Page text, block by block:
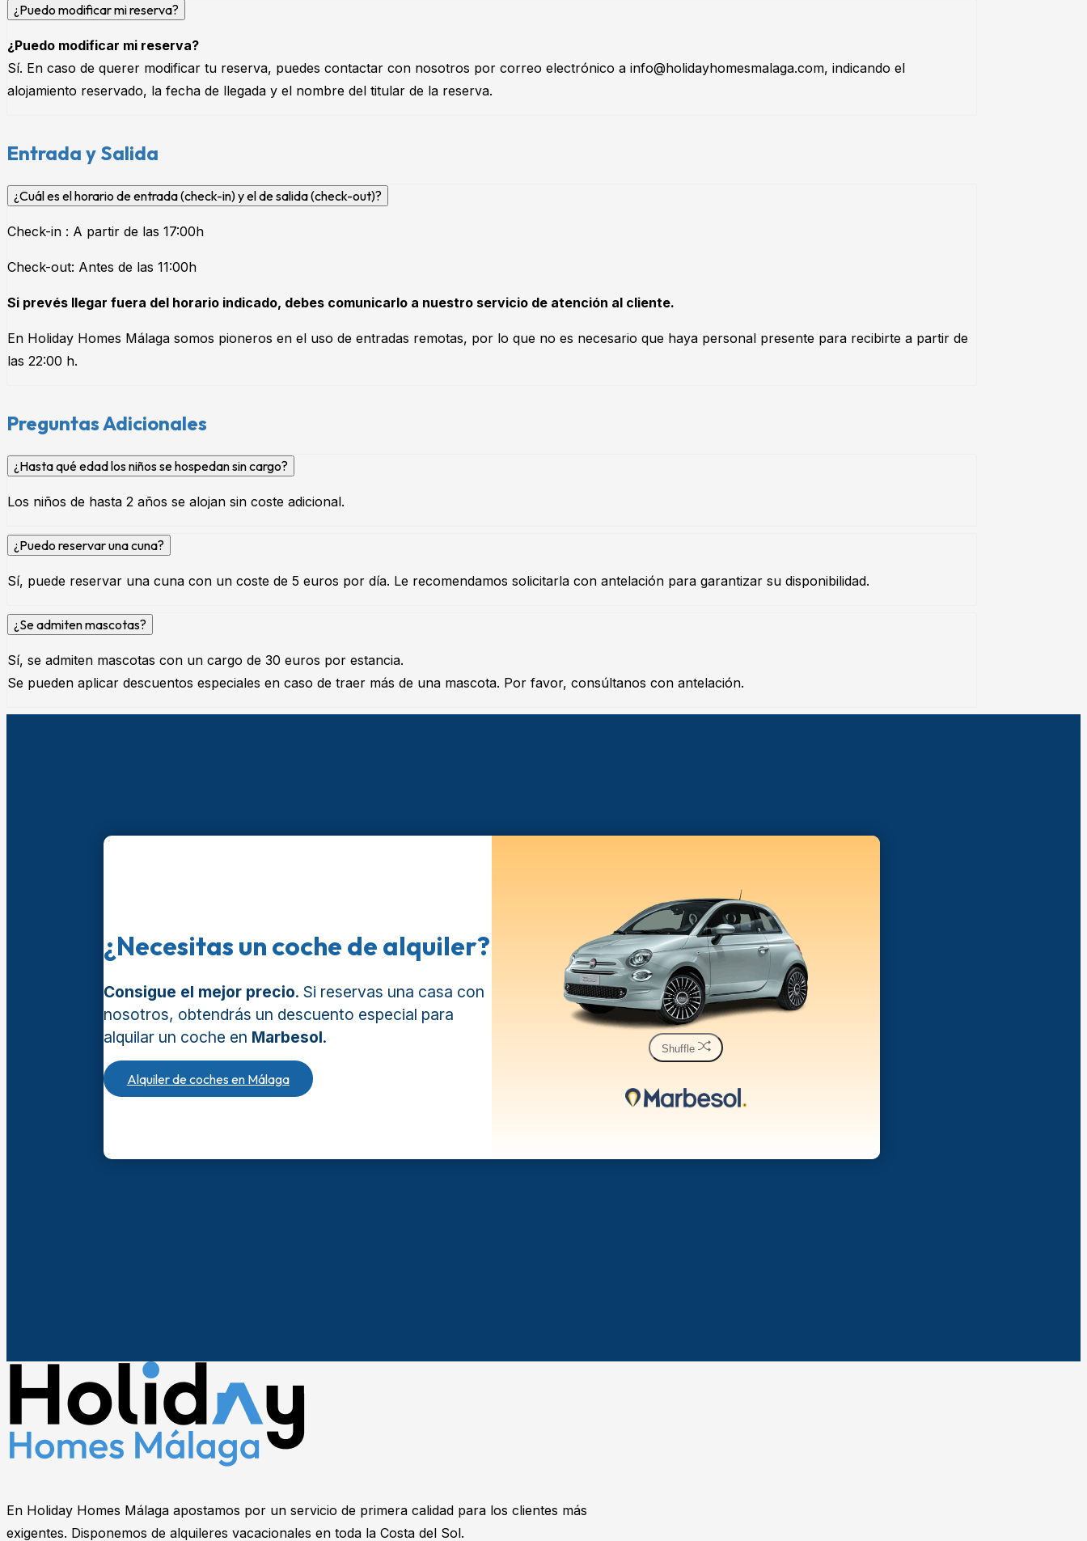
¿Puedo modificar mi reserva?
¿Puedo modificar mi reserva?
Sí. En caso de querer modificar tu reserva, puedes contactar con nosotros por correo electrónico a info@holidayhomesmalaga.com, indicando el
alojamiento reservado, la fecha de llegada y el nombre del titular de la reserva.
Entrada y Salida
¿Cuál es el horario de entrada (check-in) y el de salida (check-out)?
Check-in : A partir de las 17:00h
Check-out: Antes de las 11:00h
Si prevés llegar fuera del horario indicado, debes comunicarlo a nuestro servicio de atención al cliente.
En Holiday Homes Málaga somos pioneros en el uso de entradas remotas, por lo que no es necesario que haya personal presente para recibirte a partir de
las 22:00 h.
Preguntas Adicionales
¿Hasta qué edad los niños se hospedan sin cargo?
Los niños de hasta 2 años se alojan sin coste adicional.
¿Puedo reservar una cuna?
Sí, puede reservar una cuna con un coste de 5 euros por día. Le recomendamos solicitarla con antelación para garantizar su disponibilidad.
¿Se admiten mascotas?
Sí, se admiten mascotas con un cargo de 30 euros por estancia.
Se pueden aplicar descuentos especiales en caso de traer más de una mascota. Por favor, consúltanos con antelación.
¿Necesitas un coche de alquiler?
Consigue el mejor precio. Si reservas una casa con
nosotros, obtendrás un descuento especial para
alquilar un coche en Marbesol.
Alquiler de coches en Málaga
Shuffle
En Holiday Homes Málaga apostamos por un servicio de primera calidad para los clientes más
exigentes. Disponemos de alquileres vacacionales en toda la Costa del Sol.